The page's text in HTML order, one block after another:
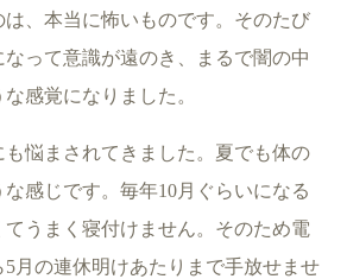
、本当に怖いものです。そのたび
って意識が遠のき、まるで闇の中
感覚になりました。
も悩まされてきました。夏でも体の
感じです。毎年10月ぐらいになる
てうまく寝付けません。そのため電
月の連休明けあたりまで手放せませ